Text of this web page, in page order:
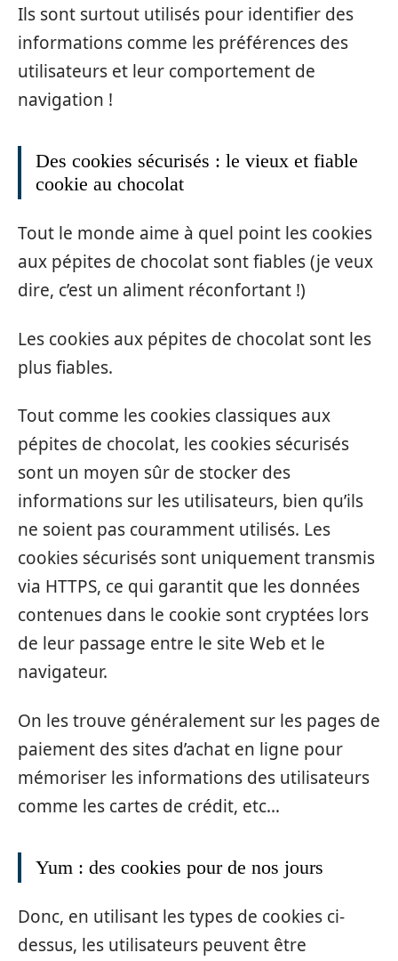
Ils sont surtout utilisés pour identifier des
informations comme les préférences des
utilisateurs et leur comportement de
navigation !
Des cookies sécurisés : le vieux et fiable
cookie au chocolat
Tout le monde aime à quel point les cookies
aux pépites de chocolat sont fiables (je veux
dire, c’est un aliment réconfortant !)
Les cookies aux pépites de chocolat sont les
plus fiables.
Tout comme les cookies classiques aux
pépites de chocolat, les cookies sécurisés
sont un moyen sûr de stocker des
informations sur les utilisateurs, bien qu’ils
ne soient pas couramment utilisés. Les
cookies sécurisés sont uniquement transmis
via HTTPS, ce qui garantit que les données
contenues dans le cookie sont cryptées lors
de leur passage entre le site Web et le
navigateur.
On les trouve généralement sur les pages de
paiement des sites d’achat en ligne pour
mémoriser les informations des utilisateurs
comme les cartes de crédit, etc…
Yum : des cookies pour de nos jours
Donc, en utilisant les types de cookies ci-
dessus, les utilisateurs peuvent être